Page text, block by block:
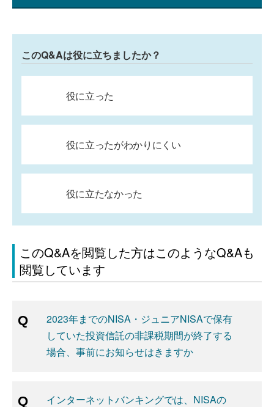
このQ&Aは役に立ちましたか？
役に立った
役に立ったがわかりにくい
役に立たなかった
このQ&Aを閲覧した方はこのようなQ&Aも
閲覧しています
2023年までのNISA・ジュニアNISAで保有
していた投資信託の非課税期間が終了する
場合、事前にお知らせはきますか
インターネットバンキングでは、NISAの